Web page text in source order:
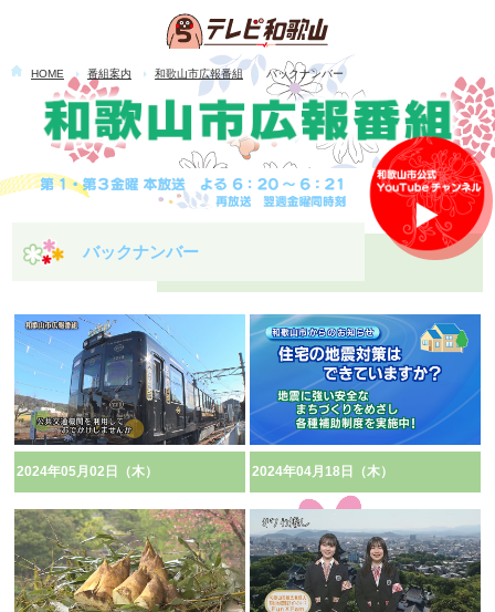
HOME 番組案内 和歌山市広報番組 バックナンバー
バックナンバー
2024年05月02日（木） 2024年04月18日（木）